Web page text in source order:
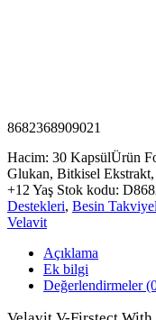
8682368909021
Hacim: 30 KapsülÜrün
Glukan, Bitkisel
+12 Yaş Stok kodu:
Destekleri, Besin
Velavit
Açıklama
Ek bilgi
Değerlendirmeler